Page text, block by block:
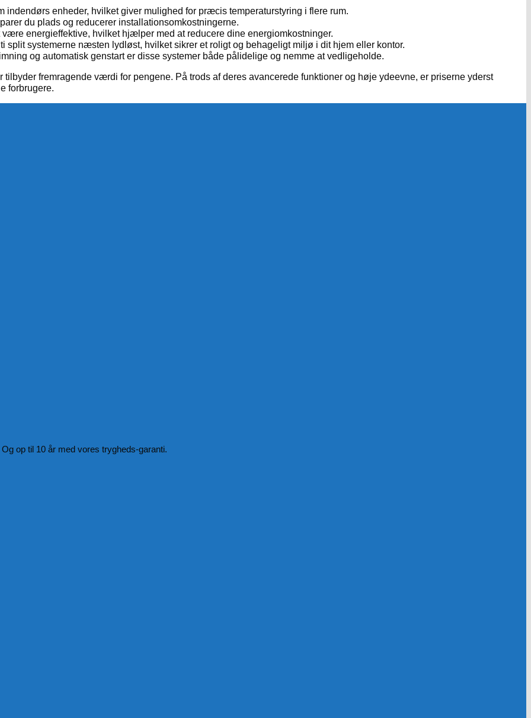
indendørs enheder, hvilket giver mulighed for præcis temperaturstyring i flere rum.
du plads og reducerer installationsomkostningerne.
energieffektive, hvilket hjælper med at reducere dine energiomkostninger.
split systemerne næsten lydløst, hvilket sikrer et roligt og behageligt miljø i dit hjem eller kontor.
og automatisk genstart er disse systemer både pålidelige og nemme at vedligeholde.
fremragende værdi for pengene. På trods af deres avancerede funktioner og høje ydeevne, er priserne yderst
forbrugere.
op til 10 år med vores trygheds-garanti.